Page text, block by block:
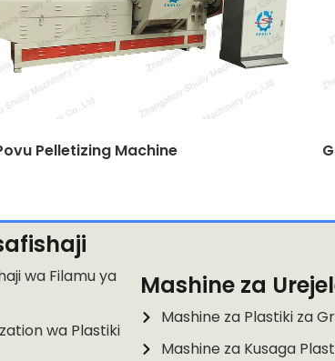
Pelletizing Machine
wa Filamu ya
wa Plastiki
Mashine za
Mashine za Plastiki za
Mashine za Kusaga